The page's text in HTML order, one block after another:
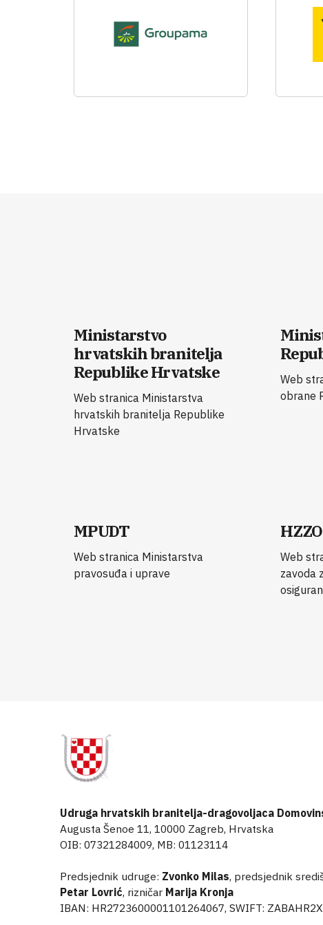
Ministarstvo
hrvatskih branitelja
Republike Hrvatske
Web stranica Ministarstva
hrvatskih branitelja Republike
Hrvatske
Web
obrane
MPUDT
Web stranica Ministarstva
pravosuđa i uprave
HZZO
Web
zavoda
Udruga hrvatskih branitelja-dragovoljaca
Augusta Šenoe 11, 10000 Zagreb, Hrvatska
OIB: 07321284009, MB: 01123114
Predsjednik udruge: Zvonko Milas, predsjednik
Petar Lovrić, rizničar Marija Kronja
IBAN: HR2723600001101264067, SWIFT: ZABAHR2X